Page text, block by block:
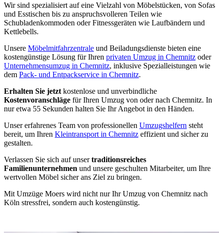
Wir sind spezialisiert auf eine Vielzahl von Möbelstücken, von Sofas
und Esstischen bis zu anspruchsvolleren Teilen wie
Schubladenkommoden oder Fitnessgeräten wie Laufbändern und
Kettlebells.
Unsere Möbelmitfahrzentrale und Beiladungsdienste bieten eine
kostengünstige Lösung für Ihren privaten Umzug in Chemnitz oder
Unternehmensumzug in Chemnitz, inklusive Spezialleistungen wie
dem Pack- und Entpackservice in Chemnitz.
Erhalten Sie jetzt kostenlose und unverbindliche
Kostenvoranschläge für Ihren Umzug von oder nach Chemnitz. In
nur etwa 55 Sekunden halten Sie Ihr Angebot in den Händen.
Unser erfahrenes Team von professionellen Umzugshelfern steht
bereit, um Ihren Kleintransport in Chemnitz effizient und sicher zu
gestalten.
Verlassen Sie sich auf unsertraditionsreiches
Familienunternehmen und unsere geschulten Mitarbeiter, um Ihre
wertvollen Möbel sicher ans Ziel zu bringen.
Mit Umzüge Moers wird nicht nur Ihr Umzug von Chemnitz nach
Köln stressfrei, sondern auch kostengünstig.